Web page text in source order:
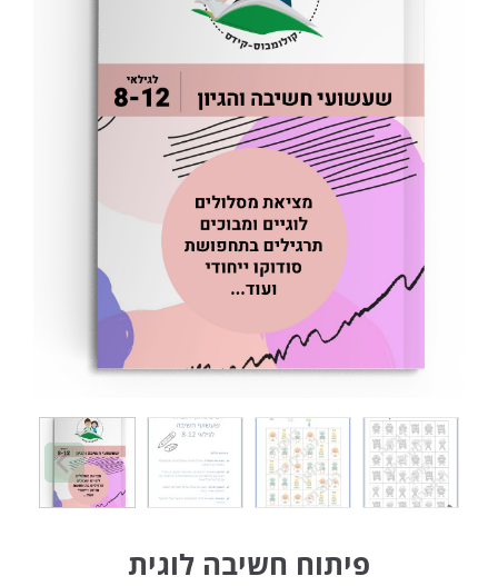
פיתוח חשיבה לוגית